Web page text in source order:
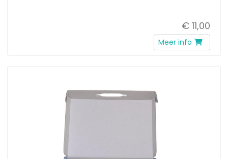
€ 11,00
Meer info